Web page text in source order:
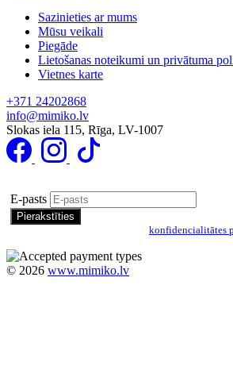
Sazinieties ar mums
Mūsu veikali
Piegāde
Lietošanas noteikumi un privātuma
Vietnes karte
+371 24202868
info@mimiko.lv
Slokas iela 115, Rīga, LV-1007
E-pasts
konfidencialitātes
© 2026 www.mimiko.lv